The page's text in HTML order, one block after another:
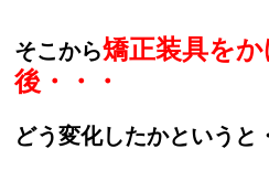
そこから矯正装具を
後・・・
どう変化したかというと